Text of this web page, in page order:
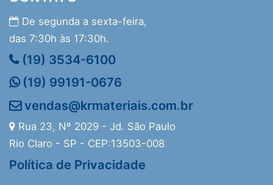
De segunda a sexta-feira,
das 7:30h às 17:30h.
(19) 3534-6100
(19) 99191-0676
vendas@krmateriais.com.br
Rua 23, Nº 2029 - Jd. São Paulo
Rio Claro - SP - CEP:13503-008
Política de Privacidade